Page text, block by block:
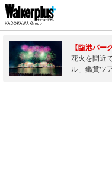
【臨港パー
花火を間近
ル」鑑賞ツ